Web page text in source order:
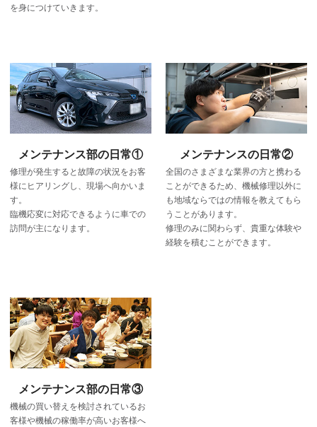
を身につけていきます。
メンテナンス部の日常①
修理が発生すると故障の状況をお客
様にヒアリングし、現場へ向かいま
す。
臨機応変に対応できるように車での
訪問が主になります。
メンテナンスの日常②
全国のさまざまな業界の方と携わる
ことができるため、機械修理以外に
も地域ならではの情報を教えてもら
うことがあります。
修理のみに関わらず、貴重な体験や
経験を積むことができます。
メンテナンス部の日常③
機械の買い替えを検討されているお
客様や機械の稼働率が高いお客様へ